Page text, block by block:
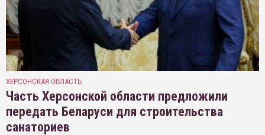
ХЕРСОНСКАЯ ОБЛАСТЬ
Часть Херсонской области предложили
передать Беларуси для строительства
санаториев